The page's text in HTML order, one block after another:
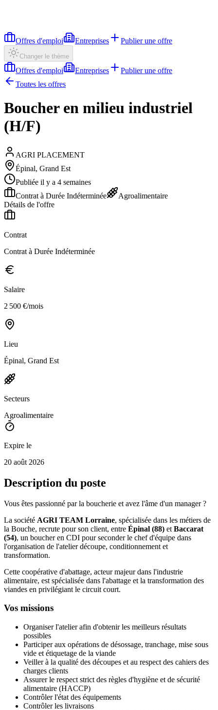
Offres d'emploi Entreprises Publier une offre
Changer le thème
Offres d'emploi Entreprises
Publier une offre
Toutes les offres
Boucher en milieu industriel
(H/F)
AGRI PLACEMENT
Épinal, Grand Est
Publiée il y a 4 semaines
Contrat à Durée Indéterminée
Agroalimentaire
Détails de l'offre
Contrat
Contrat à Durée Indéterminée
Salaire
2 500 €/mois
Lieu
Épinal, Grand Est
Secteurs
Agroalimentaire
Expire le
20 août 2026
Description du poste
Vous êtes passionné par la boucherie et avez l'âme d'un manager ?
La société AGRI TEAM Lorraine, spécialisée dans les métiers de
la Bouche, recrute pour son client, entre Épinal (88) et Baccarat
(54), un boucher en CDI pour seconder le chef d'équipe dans
l'organisation de l'atelier découpe, conditionnement et
transformation.
Cette coopérative d'abattage, acteur majeur dans l'industrie
alimentaire, est spécialisée dans l'abattage et la transformation des
viandes en privilégiant le circuit court.
Vos missions
Organiser l'atelier afin d'obtenir les meilleurs résultats
possibles
Participer aux opérations de désossage, tranchage, mise sous
vide et étiquetage de la viande
Veiller à la qualité des découpes et au respect des cahiers des
charges clients
Assurer le respect strict des règles d'hygiène et de sécurité
alimentaire (HACCP)
Contrôler l'état des équipements
Contrôler les livraisons